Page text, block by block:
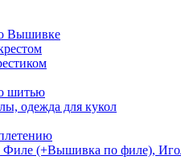
Вышивке
шитью
одежда для кукол
(+Вышивка по филе),